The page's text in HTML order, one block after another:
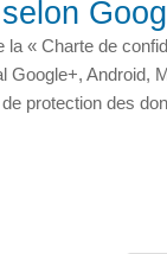
la « Charte de
Android,
protection des